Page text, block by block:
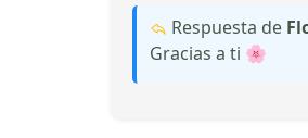
Respuesta de
Gracias a ti 🌸